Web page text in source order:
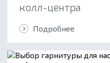
колл-центра
Подробнее